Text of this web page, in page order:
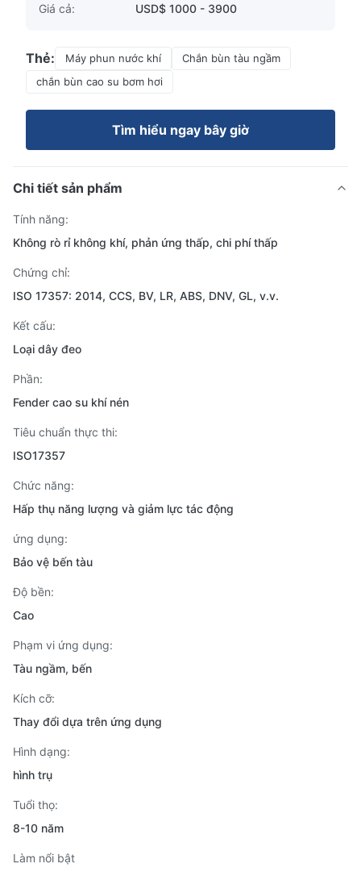
Giá cả:
USD$ 1000 - 3900
Thẻ: Máy phun nước khí
Chắn bùn tàu ngầm
chắn bùn cao su bơm hơi
Tìm hiểu ngay bây giờ
Chi tiết sản phẩm
Tính năng:
Không rò rỉ không khí, phản ứng thấp, chi phí thấp
Chứng chỉ:
ISO 17357: 2014, CCS, BV, LR, ABS, DNV, GL, v.v.
Kết cấu:
Loại dây đeo
Phần:
Fender cao su khí nén
Tiêu chuẩn thực thi:
ISO17357
Chức năng:
Hấp thụ năng lượng và giảm lực tác động
ứng dụng:
Bảo vệ bến tàu
Độ bền:
Cao
Phạm vi ứng dụng:
Tàu ngầm, bến
Kích cỡ:
Thay đổi dựa trên ứng dụng
Hình dạng:
hình trụ
Tuổi thọ:
8-10 năm
Làm nổi bật